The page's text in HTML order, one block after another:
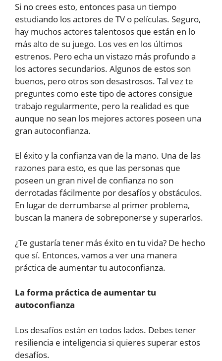
Si no crees esto, entonces pasa un tiempo
estudiando los actores de TV o películas. Seguro,
hay muchos actores talentosos que están en lo
más alto de su juego. Los ves en los últimos
estrenos. Pero echa un vistazo más profundo a
los actores secundarios. Algunos de estos son
buenos, pero otros son desastrosos. Tal vez te
preguntes como este tipo de actores consigue
trabajo regularmente, pero la realidad es que
aunque no sean los mejores actores poseen una
gran autoconfianza.
El éxito y la confianza van de la mano. Una de las
razones para esto, es que las personas que
poseen un gran nivel de confianza no son
derrotadas fácilmente por desafíos y obstáculos.
En lugar de derrumbarse al primer problema,
buscan la manera de sobreponerse y superarlos.
¿Te gustaría tener más éxito en tu vida? De hecho
que sí. Entonces, vamos a ver una manera
práctica de aumentar tu autoconfianza.
La forma práctica de aumentar tu
autoconfianza
Los desafíos están en todos lados. Debes tener
resiliencia e inteligencia si quieres superar estos
desafíos.